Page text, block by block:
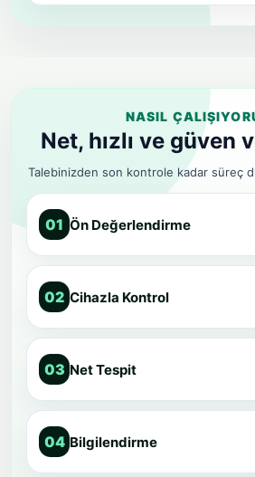
NASIL
Net, hızlı ve güven
Talebinizden son kontrole kadar süreç
01 Ön Değerlendirme
02 Cihazla Kontrol
03 Net Tespit
04 Bilgilendirme